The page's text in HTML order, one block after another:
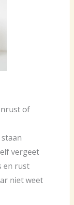
of
vergeet
en rust
niet weet